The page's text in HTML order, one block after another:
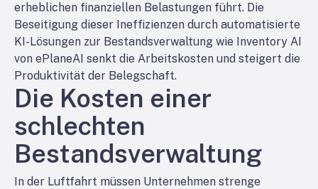
erheblichen finanziellen Belastungen führt. Die
Beseitigung dieser Ineffizienzen durch automatisierte
KI-Lösungen zur Bestandsverwaltung wie Inventory AI
von ePlaneAI senkt die Arbeitskosten und steigert die
Produktivität der Belegschaft.
Die Kosten einer
schlechten
Bestandsverwaltung
In der Luftfahrt müssen Unternehmen strenge